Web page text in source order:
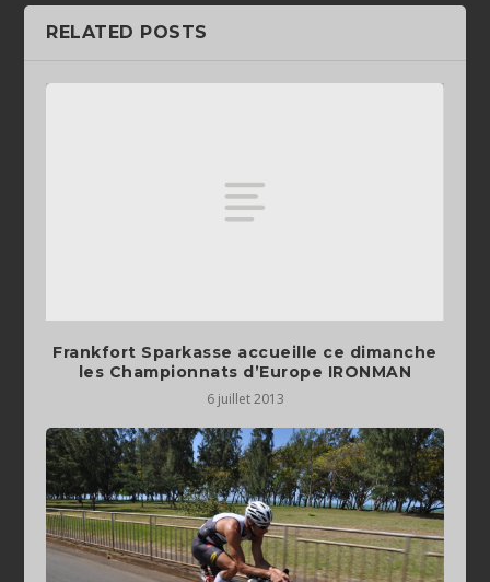
RELATED POSTS
Frankfort Sparkasse accueille ce dimanche
les Championnats d’Europe IRONMAN
6 juillet 2013